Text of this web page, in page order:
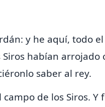
y he aquí, todo
habían arrojado
saber al rey.
de los Siros. Y